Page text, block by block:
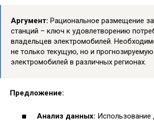
Аргумент: Рациональное размещение
станций – ключ к удовлетворению
владельцев электромобилей.
не только текущую, но и
электромобилей в различных регионах.
Предложение:
Анализ данных: Использование